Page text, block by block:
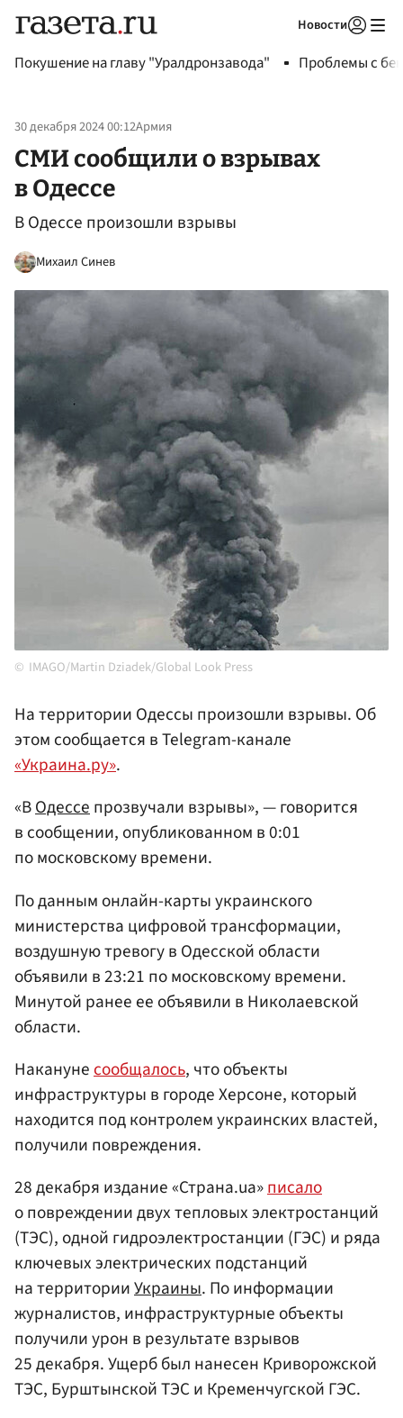
Новости
Покушение на главу "Уралдронзавода" Проблемы с
30 декабря 2024 00:12Армия
СМИ сообщили о взрывах
в Одессе
В Одессе произошли взрывы
Михаил Синев
IMAGO/Martin Dziadek/Global Look Press
На территории Одессы произошли взрывы. Об
этом сообщается в Telegram-канале
«Украина.ру».
«ВОдессепрозвучали взрывы», — говорится
в сообщении, опубликованном в 0:01
по московскому времени.
По данным онлайн-карты украинского
министерства цифровой трансформации,
воздушную тревогу в Одесской области
объявили в 23:21 по московскому времени.
Минутой ранее ее объявили в Николаевской
области.
Наканунесообщалось, что объекты
инфраструктуры в городе Херсоне, который
находится под контролем украинских властей,
получили повреждения.
28 декабря издание «Страна.ua»писало
о повреждении двух тепловых электростанций
(ТЭС), одной гидроэлектростанции (ГЭС) и ряда
ключевых электрических подстанций
на территорииУкраины. По информации
журналистов, инфраструктурные объекты
получили урон в результате взрывов
25 декабря. Ущерб был нанесен Криворожской
ТЭС, Бурштынской ТЭС и Кременчугской ГЭС.